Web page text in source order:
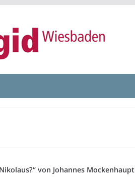
von Johannes Mockenhaupt